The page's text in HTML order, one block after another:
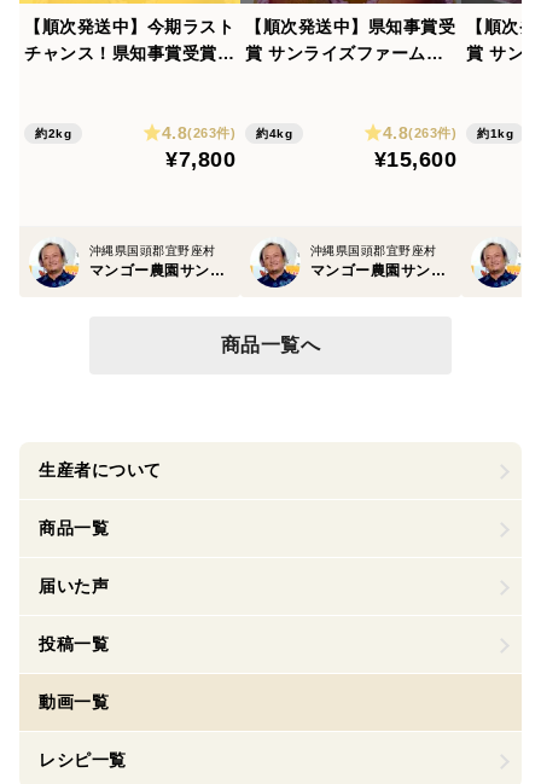
【順次発送中】今期ラスト
チャンス！県知事賞受賞
約2kg 4.8(263件)
¥7,800
沖縄県国頭郡宜野座村
マンゴー農園サンライズファーム
【順次発送中】県知事賞受
賞 サンライズファームの
約4kg 4.8(263件)
¥15,600
沖縄県国頭郡宜野座村
マンゴー農園サンライズファーム
【順次
賞 サン
約1kg
商品一覧へ
生産者について
商品一覧
届いた声
投稿一覧
動画一覧
レシピ一覧